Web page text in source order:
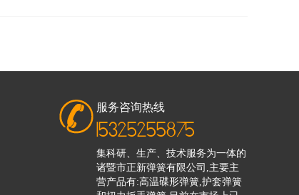
服务咨询热线
15325255875
集科研、生产、技术服务为一体的
诸暨市正新弹簧有限公司,主要主
营产品有:高温碟形弹簧,护套弹簧